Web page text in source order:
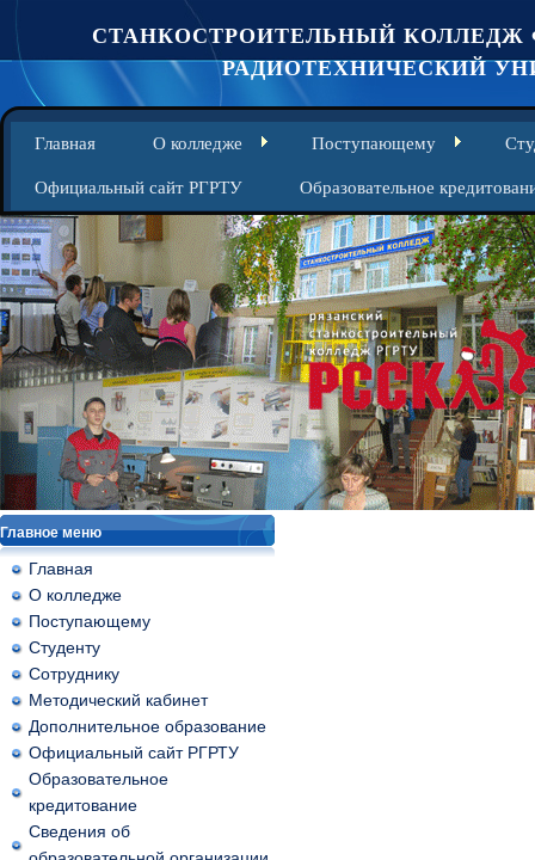
СТАНКОСТРОИТЕЛЬНЫЙ КОЛЛЕДЖ
РАДИОТЕХНИЧЕСКИЙ
Главная О колледже Поступающему
Официальный сайт РГРТУ Образовательное
Главное меню
Главная
О колледже
Поступающему
Студенту
Сотруднику
Методический кабинет
Дополнительное образование
Официальный сайт РГРТУ
Образовательное
кредитование
Сведения об